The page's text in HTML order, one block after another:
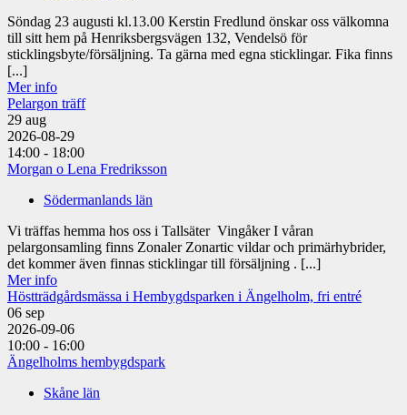
Söndag 23 augusti kl.13.00 Kerstin Fredlund önskar oss välkomna
till sitt hem på Henriksbergsvägen 132, Vendelsö för
sticklingsbyte/försäljning. Ta gärna med egna sticklingar. Fika finns
[...]
Mer info
Pelargon träff
29 aug
2026-08-29
14:00 - 18:00
Morgan o Lena Fredriksson
Södermanlands län
Vi träffas hemma hos oss i Tallsäter Vingåker I våran
pelargonsamling finns Zonaler Zonartic vildar och primärhybrider,
det kommer även finnas sticklingar till försäljning . [...]
Mer info
Höstträdgårdsmässa i Hembygdsparken i Ängelholm, fri entré
06 sep
2026-09-06
10:00 - 16:00
Ängelholms hembygdspark
Skåne län